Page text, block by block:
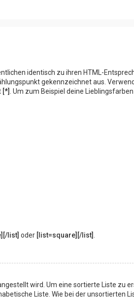
identisch zu ihren HTML-
gekennzeichnet aus.
[*] . Um zum Beispiel deine Lieblingsfarben
list] oder [list=square][/list]
wird. Um eine sortierte Liste zu
Liste. Wie bei der unsortierten